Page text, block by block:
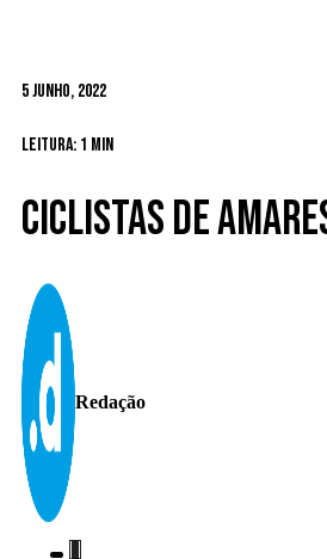
5 Junho, 2022
Leitura: 1 min
Ciclistas de
Redação